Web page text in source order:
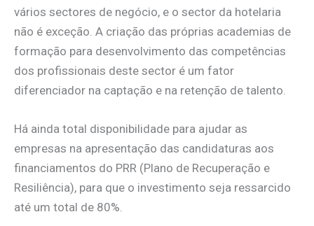
vários sectores de negócio, e o sector da hotelaria
não é exceção. A criação das próprias academias de
formação para desenvolvimento das competências
dos profissionais deste sector é um fator
diferenciador na captação e na retenção de talento.
Há ainda total disponibilidade para ajudar as
empresas na apresentação das candidaturas aos
financiamentos do PRR (Plano de Recuperação e
Resiliência), para que o investimento seja ressarcido
até um total de 80%.